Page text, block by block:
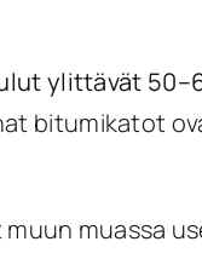
ylittävät
bitumikatot
muassa